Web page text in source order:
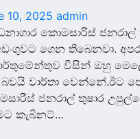
10, 2025 admin
කොමසාරිස් ජනරාල්
ගෙන තිබෙනවා.
විසින් ඔහු
වාර්තා වෙන්නේ.ඊට
ජනරාල් තුෂාර
කැබිනට්…